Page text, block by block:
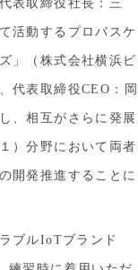
表取締役社長：三
活動するプロバスケ
」（株式会社横浜ビ
代表取締役CEO：岡
、相互がさらに発展
）分野において両者
開発推進することに
ブルIoTブランド